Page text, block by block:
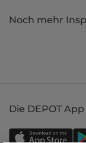
Noch mehr
Die DEPOT App